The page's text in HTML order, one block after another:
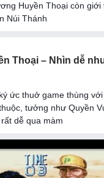
Huyền Thoại còn
Núi Thánh
Thoại – Nhìn dễ
ức thuở game thùng
tưởng như Quyền
dễ qua màm